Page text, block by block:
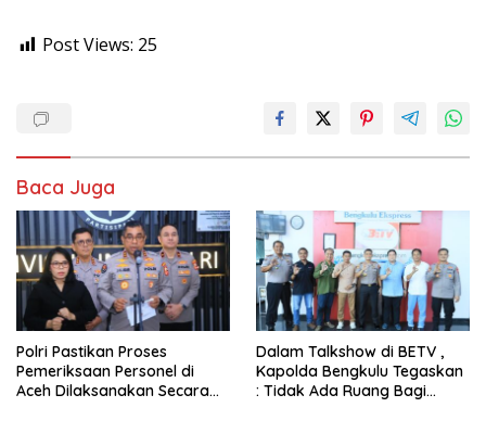
Post Views: 25
Baca Juga
Polri Pastikan Proses
Pemeriksaan Personel di
Aceh Dilaksanakan Secara
Dalam Talkshow di BETV ,
Kapolda Bengkulu Tegaskan
: Tidak Ada Ruang Bagi